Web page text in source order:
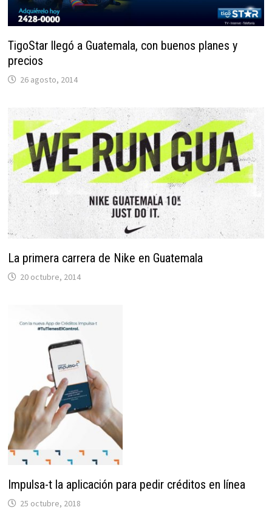
TigoStar llegó a Guatemala, con buenos planes y
precios
26 agosto, 2014
La primera carrera de Nike en Guatemala
20 octubre, 2014
Impulsa-t la aplicación para pedir créditos en línea
25 octubre, 2018